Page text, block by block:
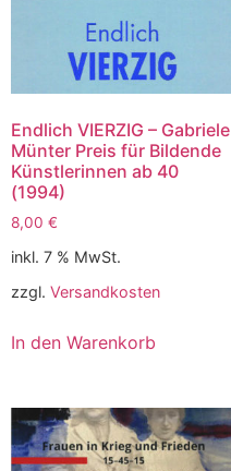
Endlich VIERZIG – Gabriele
Münter Preis für Bildende
Künstlerinnen ab 40
(1994)
8,00 €
inkl. 7 % MwSt.
zzgl. Versandkosten
In den Warenkorb